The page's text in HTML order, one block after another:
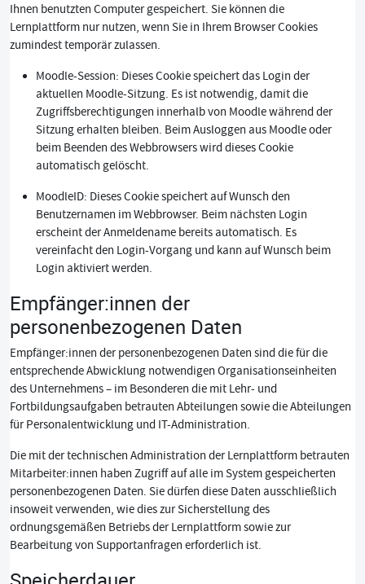
Ihnen benutzten Computer gespeichert. Sie können die
Lernplattform nur nutzen, wenn Sie in Ihrem Browser Cookies
zumindest temporär zulassen.
Moodle-Session: Dieses Cookie speichert das Login der
aktuellen Moodle-Sitzung. Es ist notwendig, damit die
Zugriffsberechtigungen innerhalb von Moodle während der
Sitzung erhalten bleiben. Beim Ausloggen aus Moodle oder
beim Beenden des Webbrowsers wird dieses Cookie
automatisch gelöscht.
MoodleID: Dieses Cookie speichert auf Wunsch den
Benutzernamen im Webbrowser. Beim nächsten Login
erscheint der Anmeldename bereits automatisch. Es
vereinfacht den Login-Vorgang und kann auf Wunsch beim
Login aktiviert werden.
Empfänger:innen der
personenbezogenen Daten
Empfänger:innen der personenbezogenen Daten sind die für die
entsprechende Abwicklung notwendigen Organisationseinheiten
des Unternehmens – im Besonderen die mit Lehr- und
Fortbildungsaufgaben betrauten Abteilungen sowie die Abteilungen
für Personalentwicklung und IT-Administration.
Die mit der technischen Administration der Lernplattform betrauten
Mitarbeiter:innen haben Zugriff auf alle im System gespeicherten
personenbezogenen Daten. Sie dürfen diese Daten ausschließlich
insoweit verwenden, wie dies zur Sicherstellung des
ordnungsgemäßen Betriebs der Lernplattform sowie zur
Bearbeitung von Supportanfragen erforderlich ist.